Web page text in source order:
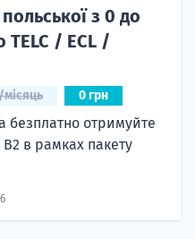
з 0 до
TELC / ECL /
0 грн
безплатно отримуйте
в рамках пакету